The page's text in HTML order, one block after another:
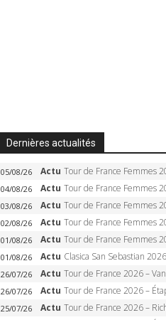
Dernières actualités
05/08/26 Actu Tour de France Femmes 2026, étape 5 – Demi Vollering gagne à Belleville,
04/08/26 Actu Tour de France Femmes 2026, étape 4 – Marlen Reusser écrase
03/08/26 Actu Tour de France Femmes 2026, étape 3 – Sigrid Haugset en solitaire,
02/08/26 Actu Tour de France Femmes 2026, étape 2 – Lorena Wiebes doublé à
01/08/26 Actu Tour de France Femmes 2026, étape 1 – Lorena Wiebes intouchable
01/08/26 Actu Clasica San Sebastian 2026 – Evenepoel recordman, 4e
26/07/26 Actu Tour de France 2026 – Van der Poel monumental à Paris,
26/07/26 Actu Tour de France 2026 – Étape 21 : Van der Poel, Pogacar, qui succédera à
25/07/26 Actu Tour de France 2026 – Richard Carapaz roi des Alpes, doublé et